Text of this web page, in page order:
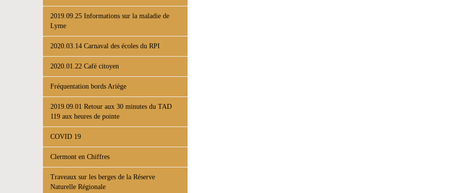
2019.09.25 Informations sur la maladie de
Lyme
2020.03.14 Carnaval des écoles du RPI
2020.01.22 Café citoyen
Fréquentation bords Ariège
2019.09.01 Retour aux 30 minutes du TAD
119 aux heures de pointe
COVID 19
Clermont en Chiffres
Traveaux sur les berges de la Réserve
Naturelle Régionale